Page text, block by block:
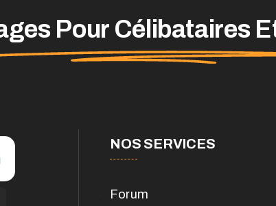
Pour Célibataires
NOS SERVICES
Forum